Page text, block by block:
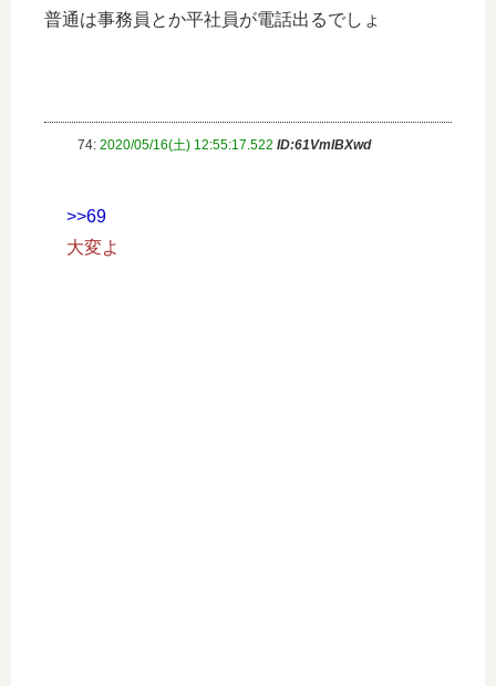
普通は事務員とか平社員が電話出るでしょ
74: 2020/05/16(土) 12:55:17.522 ID:61VmlBXwd
>>69
大変よ